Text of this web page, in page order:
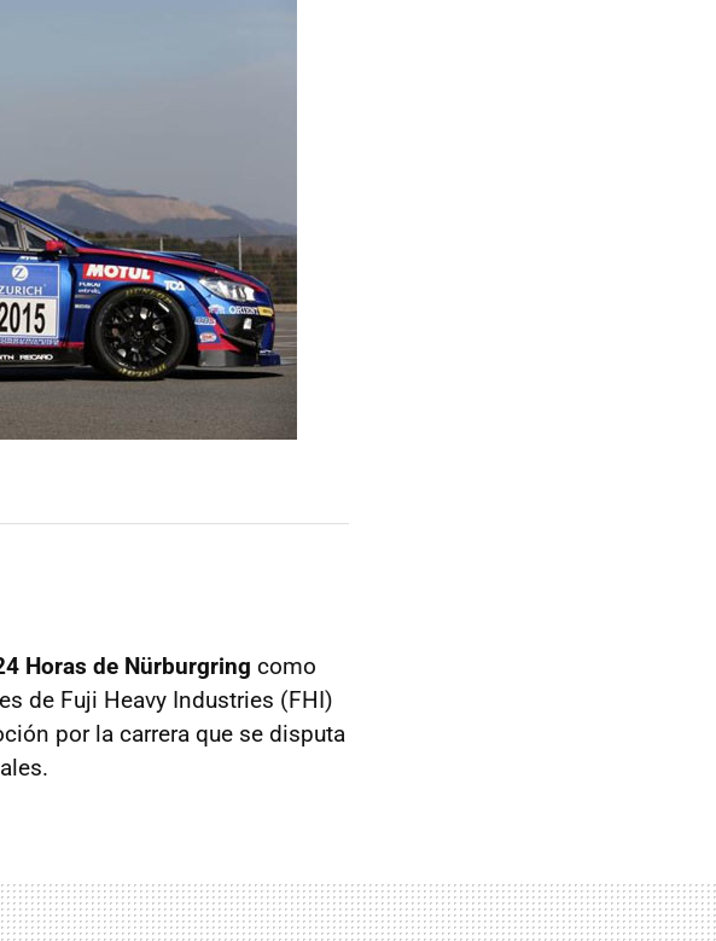
Horas de Nürburgring como
de Fuji Heavy Industries (FHI)
por la carrera que se disputa